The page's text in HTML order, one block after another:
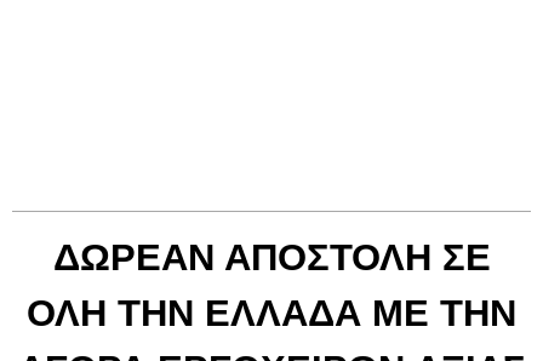
ΔΩΡΕΑΝ ΑΠΟΣΤΟΛΗ ΣΕ
ΟΛΗ ΤΗΝ ΕΛΛΑΔΑ ΜΕ ΤΗΝ